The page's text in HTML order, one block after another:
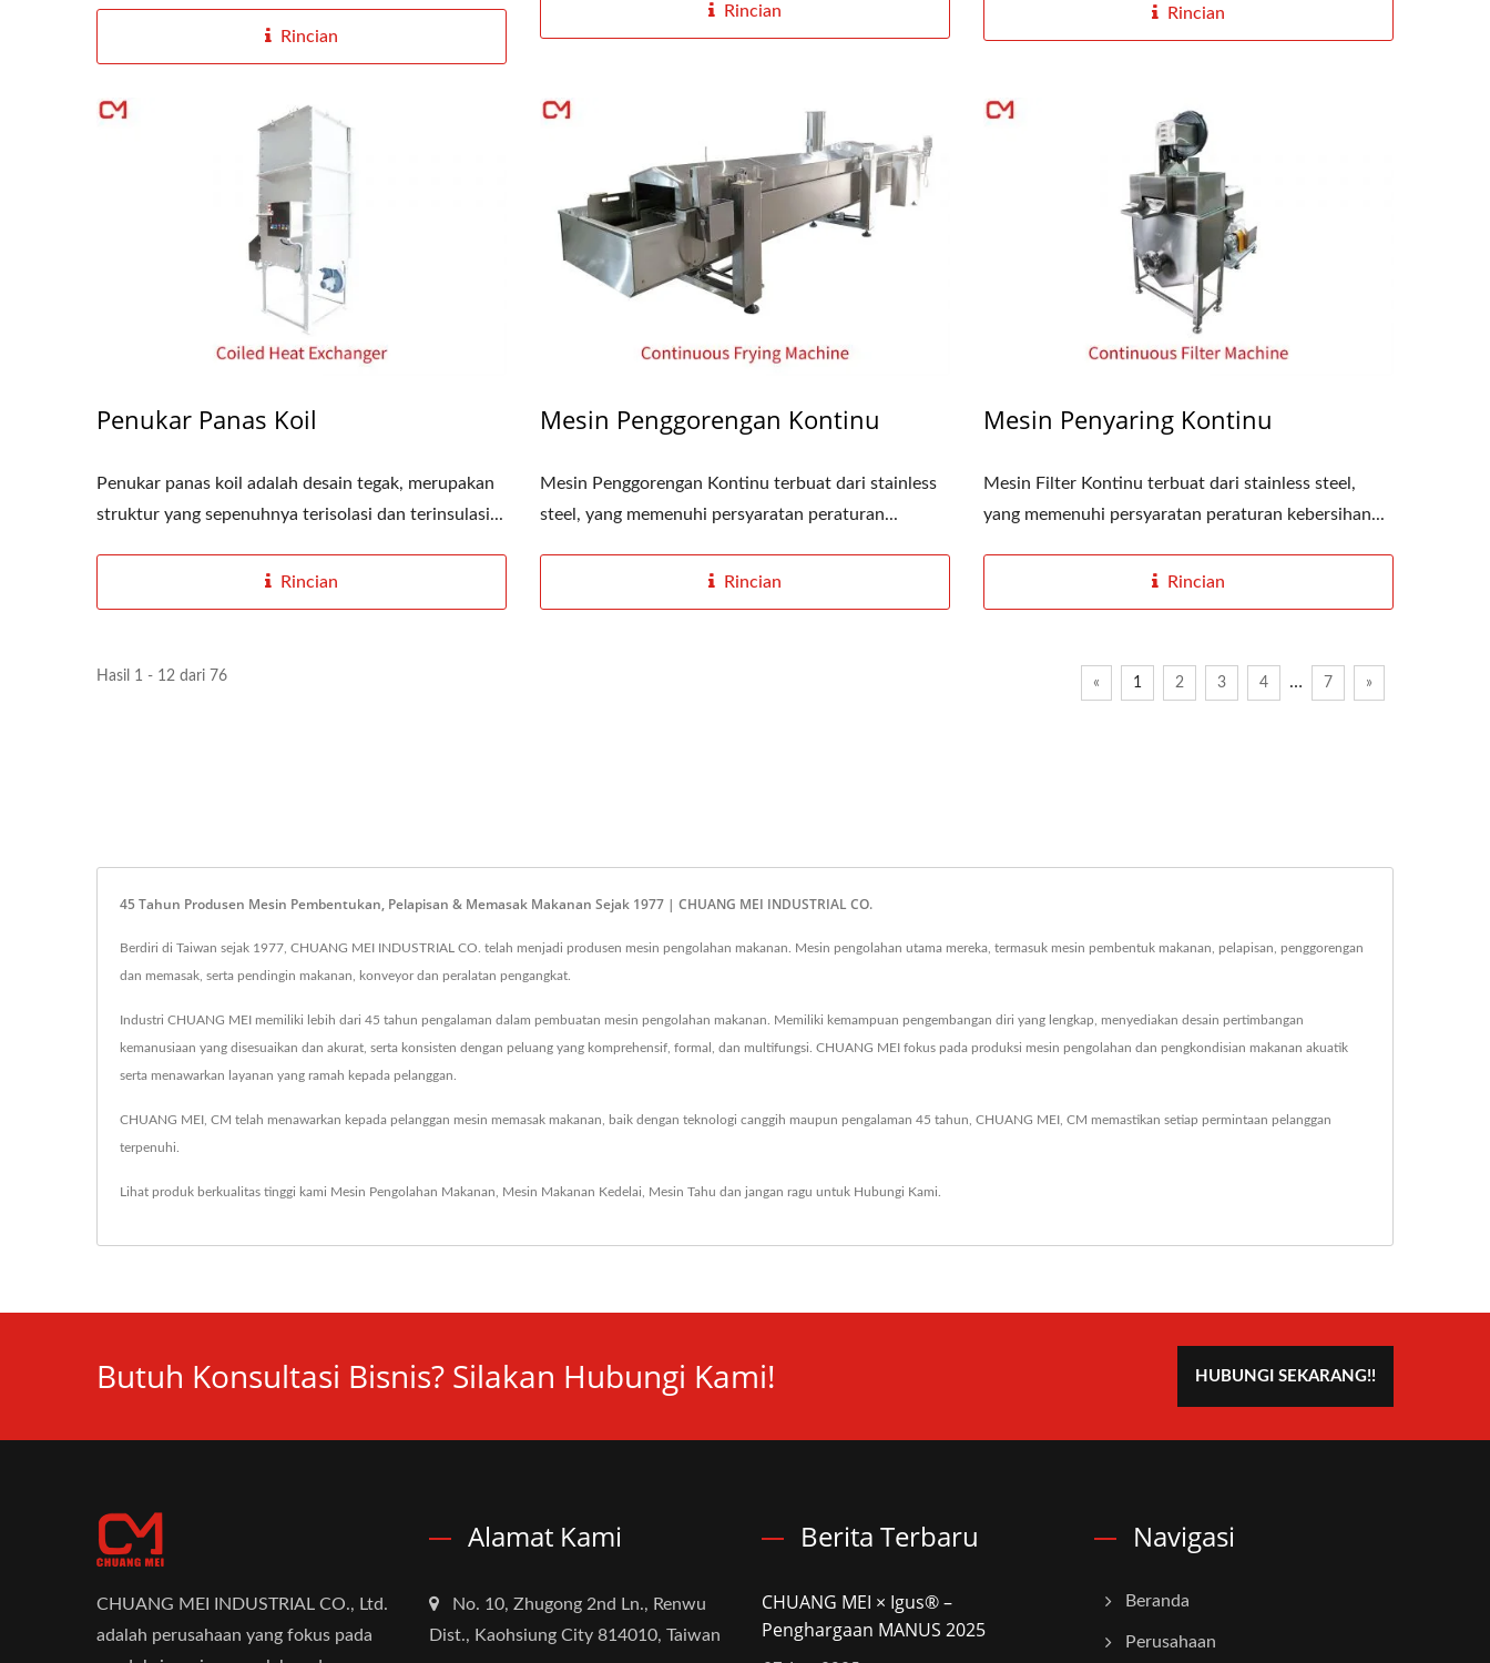
Rincian
Rincian Rincian
Penukar Panas Koil
Penukar panas koil adalah desain tegak, merupakan
struktur yang sepenuhnya terisolasi dan terinsulasi...
Rincian
Mesin Penggorengan Kontinu
Mesin Penggorengan Kontinu terbuat dari stainless
steel, yang memenuhi persyaratan peraturan...
Rincian
Mesin Penyaring Kontinu
Mesin Filter Kontinu terbuat dari stainless steel,
yang memenuhi persyaratan peraturan kebersihan...
Rincian
Hasil 1 - 12 dari 76 « 1 2 3 4 … 7 »
45 Tahun Produsen Mesin Pembentukan, Pelapisan & Memasak Makanan Sejak 1977 | CHUANG MEI INDUSTRIAL CO.
Berdiri di Taiwan sejak 1977, CHUANG MEI INDUSTRIAL CO. telah menjadi produsen mesin pengolahan makanan. Mesin pengolahan utama mereka, termasuk mesin pembentuk makanan, pelapisan, penggorengan
dan memasak, serta pendingin makanan, konveyor dan peralatan pengangkat.
Industri CHUANG MEI memiliki lebih dari 45 tahun pengalaman dalam pembuatan mesin pengolahan makanan. Memiliki kemampuan pengembangan diri yang lengkap, menyediakan desain pertimbangan
kemanusiaan yang disesuaikan dan akurat, serta konsisten dengan peluang yang komprehensif, formal, dan multifungsi. CHUANG MEI fokus pada produksi mesin pengolahan dan pengkondisian makanan akuatik
serta menawarkan layanan yang ramah kepada pelanggan.
CHUANG MEI, CM telah menawarkan kepada pelanggan mesin memasak makanan, baik dengan teknologi canggih maupun pengalaman 45 tahun, CHUANG MEI, CM memastikan setiap permintaan pelanggan
terpenuhi.
Lihat produk berkualitas tinggi kami Mesin Pengolahan Makanan Mesin Makanan Kedelai Mesin Tahu dan jangan ragu untuk Hubungi Kami
Butuh Konsultasi Bisnis? Silakan Hubungi Kami! HUBUNGI SEKARANG!!
CHUANG MEI INDUSTRIAL CO., Ltd.
adalah perusahaan yang fokus pada
Alamat Kami
No. 10, Zhugong 2nd Ln., Renwu
Dist., Kaohsiung City 814010, Taiwan
Berita Terbaru
CHUANG MEI × Igus® –
Penghargaan MANUS 2025
Navigasi
Beranda
Perusahaan